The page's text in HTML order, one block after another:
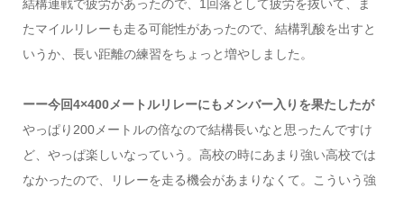
結構連戦で疲労があったので、1回落として疲労を抜いて、ま
たマイルリレーも走る可能性があったので、結構乳酸を出すと
いうか、長い距離の練習をちょっと増やしました。
ーー今回4×400メートルリレーにもメンバー入りを果たしたが
やっぱり200メートルの倍なので結構長いなと思ったんですけ
ど、やっぱ楽しいなっていう。高校の時にあまり強い高校では
なかったので、リレーを走る機会があまりなくて。こういう強